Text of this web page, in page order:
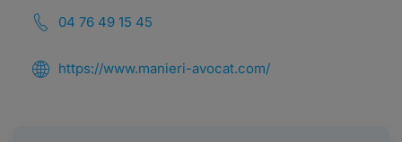
04 76 49 15 45
https://www.manieri-avocat.com/